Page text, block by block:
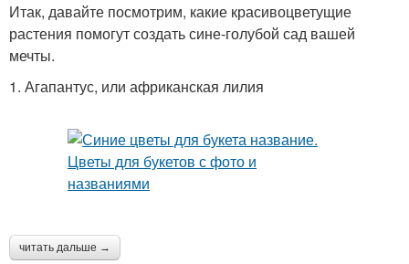
Каскадные цветы
Итак, давайте посмотрим, какие красивоцветущие
растения помогут создать сине-голубой сад вашей
мечты.
1. Агапантус, или африканская лилия
читать дальше →